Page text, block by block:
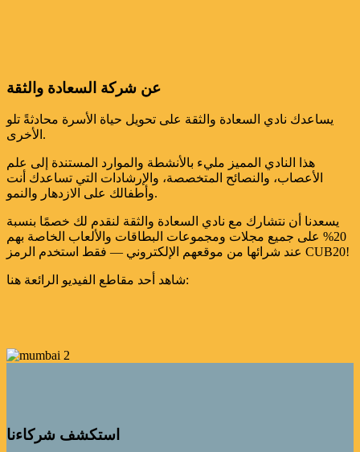
عن شركة السعادة والثقة
يساعدك نادي السعادة والثقة على تحويل حياة الأسرة محادثةً تلو
الأخرى.
هذا النادي المميز مليء بالأنشطة والموارد المستندة إلى علم
الأعصاب، والنصائح المتخصصة، والإرشادات التي تساعدك أنت
وأطفالك على الازدهار والنمو.
يسعدنا أن نتشارك مع نادي السعادة والثقة لنقدم لك خصمًا بنسبة
20% على جميع مجلات ومجموعات البطاقات والألعاب الخاصة بهم
عند شرائها من موقعهم الإلكتروني — فقط استخدم الرمز CUB20!
شاهد أحد مقاطع الفيديو الرائعة هنا:
استكشف شركاءنا